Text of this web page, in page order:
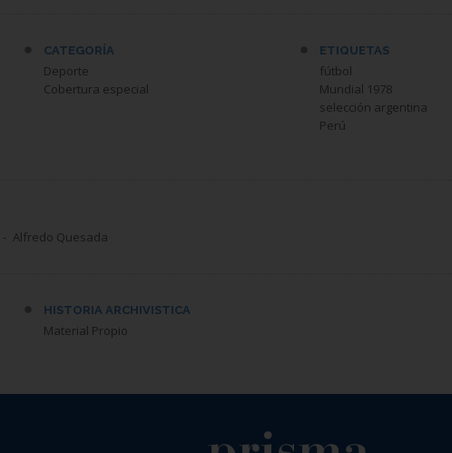
CATEGORÍA
Deporte
Cobertura especial
ETIQUETAS
fútbol
Mundial 1978
selección argentina
Perú
Alfredo Quesada
HISTORIA ARCHIVISTICA
Material Propio